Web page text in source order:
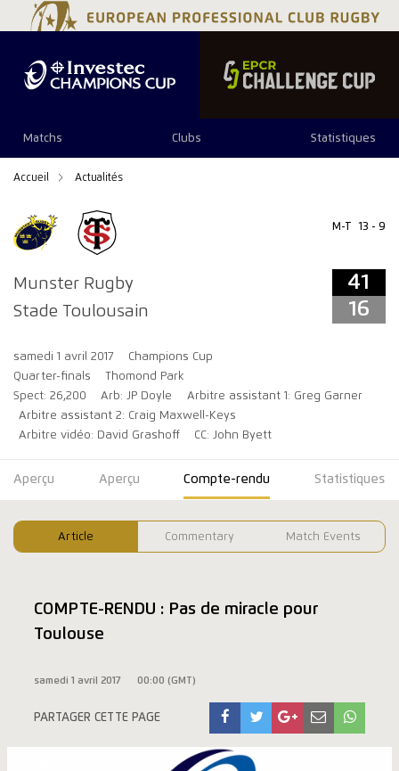
Matchs Clubs Statistiques
Accueil Actualités
Munster Rugby
Stade Toulousain
M-T 13 - 9
41
16
samedi 1 avril 2017
Champions Cup
Quarter-finals
Thomond Park
Spect: 26,200
Arb: JP Doyle
Arbitre assistant 1: Greg Garner
Arbitre assistant 2: Craig Maxwell-Keys
Arbitre vidéo: David Grashoff
CC: John Byett
41 16
Aperçu Aperçu Compte-rendu Statistiques
Article Commentary Match Events
COMPTE-RENDU : Pas de miracle pour
Toulouse
samedi 1 avril 2017 00:00 (GMT)
PARTAGER CETTE PAGE